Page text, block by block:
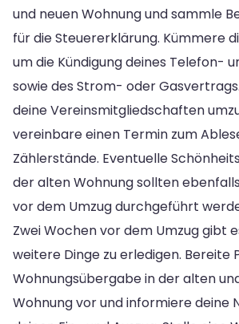
und neuen Wohnung und sammle
für die Steuererklärung. Kümmere
um die Kündigung deines Telefon-
sowie des Strom- oder
deine Vereinsmitgliedschaften
vereinbare einen Termin zum
Zählerstände. Eventuelle
der alten Wohnung sollten
vor dem Umzug durchgeführt
Zwei Wochen vor dem Umzug gibt
weitere Dinge zu erledigen. Bereite
Wohnungsübergabe in der alten
Wohnung vor und informiere deine